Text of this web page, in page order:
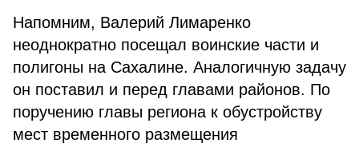
Напомним, Валерий Лимаренко
неоднократно посещал воинские части и
полигоны на Сахалине. Аналогичную задачу
он поставил и перед главами районов. По
поручению главы региона к обустройству
мест временного размещения